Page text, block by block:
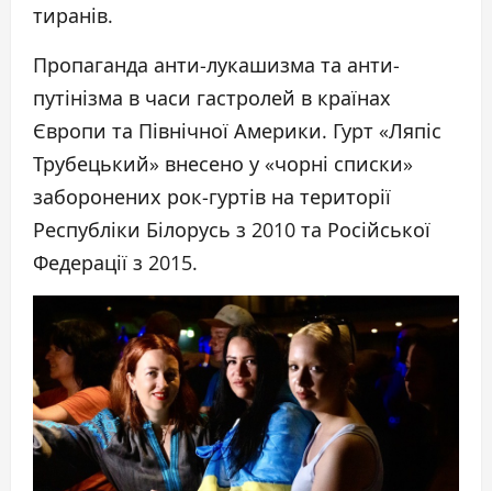
тиранів.
Пропаганда анти-лукашизма та анти-
путінізма в часи гастролей в країнах
Європи та Північної Америки. Гурт «Ляпіс
Трубецький» внесено у «чорні списки»
заборонених рок-гуртів на території
Республіки Бiлорусь з 2010 та Російської
Федерації з 2015.